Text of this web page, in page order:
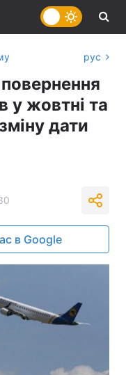
рус
у жовтні та
дати
в Google